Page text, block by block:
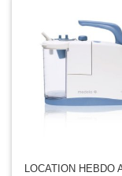
LOCATION HEBDO